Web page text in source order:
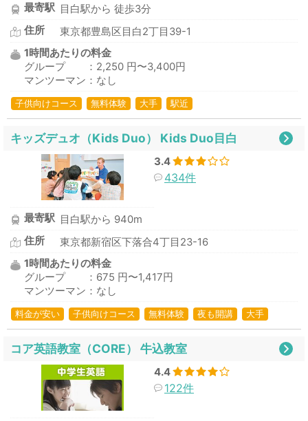
最寄駅 目白駅から 徒歩3分
住所
東京都豊島区目白2丁目39-1
1時間あたりの料金
グループ ：2,250 円〜3,400円
マンツーマン：なし
子供向けコース 無料体験 大手 駅近
キッズデュオ（Kids Duo） Kids Duo目白
3.4
434件
最寄駅 目白駅から 940m
住所
東京都新宿区下落合4丁目23-16
1時間あたりの料金
グループ ：675 円〜1,417円
マンツーマン：なし
料金が安い 子供向けコース 無料体験 夜も開講 大手
コア英語教室（CORE） 牛込教室
4.4
122件